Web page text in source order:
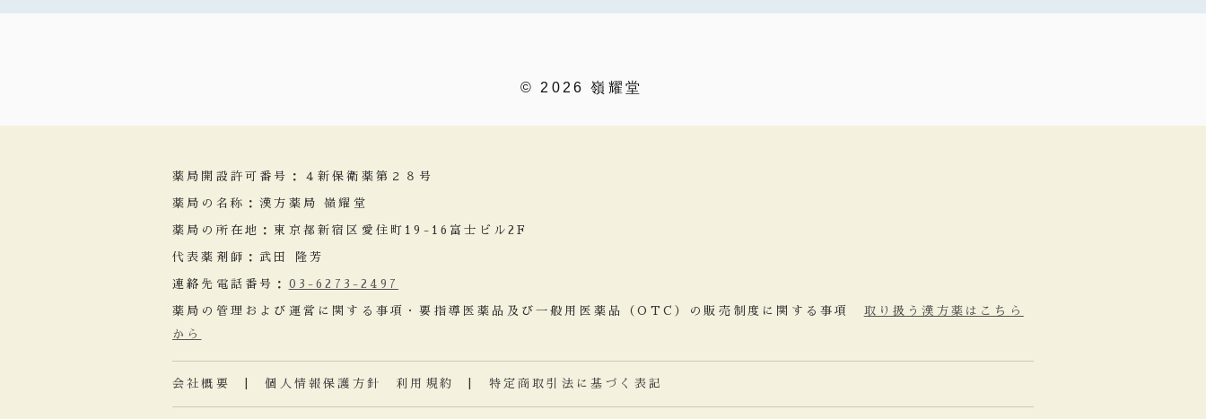
© 2026 嶺耀堂
薬局開設許可番号：４新保衛薬第２８号
薬局の名称：漢方薬局 嶺耀堂
薬局の所在地：東京都新宿区愛住町19-16富士ビル2F
代表薬剤師：武田 隆芳
連絡先電話番号： 03-6273-2497
薬局の管理および運営に関する事項・要指導医薬品及び一般用医薬品（OTC）の販売制度に関する事項 取り扱う漢方薬はこちら
から
会社概要 |個人情報保護方針 利用規約 特定商取引法に基づく表記